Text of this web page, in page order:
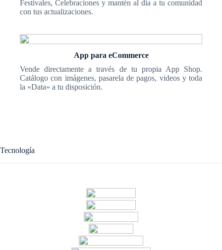
Festivales, Celebraciones y mantén al día a tu comunidad
con tus actualizaciones.
App para eCommerce
Vende directamente a través de tu propia App Shop.
Catálogo con imágenes, pasarela de pagos, videos y toda
la «Data» a tu disposición.
Tecnología